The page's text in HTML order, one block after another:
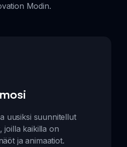
Modin.
uusiksi suunnitellut
joilla kaikilla on
ja animaatiot.